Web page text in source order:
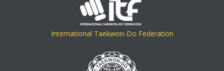
International Taekwon-Do Federation